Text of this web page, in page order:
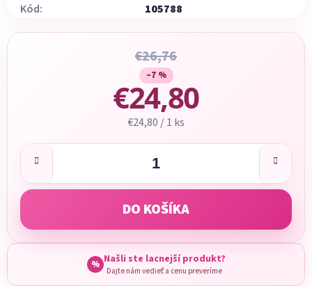
Kód: 105788
€26,76
–7 %
€24,80
Jednotková cena:
€24,80 / 1 ks
DO KOŠÍKA
% Našli ste lacnejší produkt?
Dajte nám vedieť a cenu preveríme